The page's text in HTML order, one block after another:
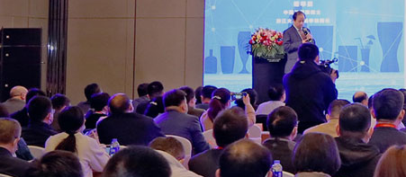
宣传计划
合作伙伴
下载中心
同期活动赞助
展商登录